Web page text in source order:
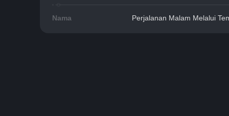
Nama Perjalanan Malam Melalui